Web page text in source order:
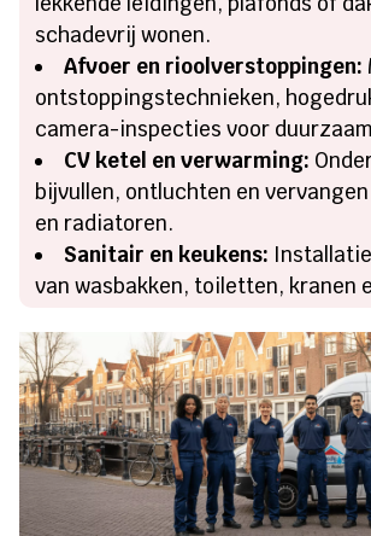
schadevrij wonen.
Afvoer en rioolverstoppingen:
ontstoppingstechnieken,
camera-inspecties voor
CV ketel en verwarming:
bijvullen, ontluchten en
en radiatoren.
Sanitair en keukens:
van wasbakken, toiletten, kranen